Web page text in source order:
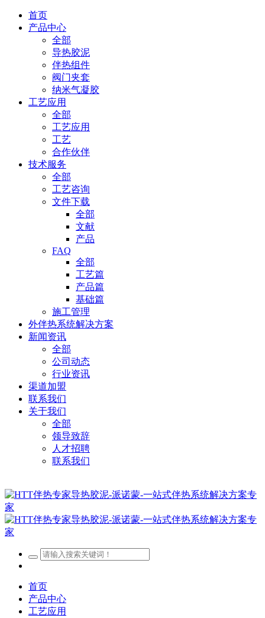
首页
产品中心
全部
导热胶泥
伴热组件
阀门夹套
纳米气凝胶
工艺应用
全部
工艺应用
工艺
合作伙伴
技术服务
全部
工艺咨询
文件下载
全部
文献
产品
FAQ
全部
工艺篇
产品篇
基础篇
施工管理
外伴热系统解决方案
新闻资讯
全部
公司动态
行业资讯
渠道加盟
联系我们
关于我们
全部
领导致辞
人才招聘
联系我们
首页
产品中心
工艺应用